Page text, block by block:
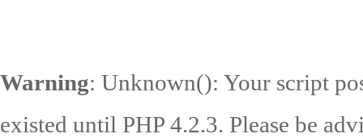
Warning: Unknown(): Your script
existed until PHP 4.2.3. Please be